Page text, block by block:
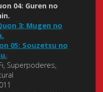
04: Guren no
3: Mugen no
05: Souzetsu no
Superpoderes,